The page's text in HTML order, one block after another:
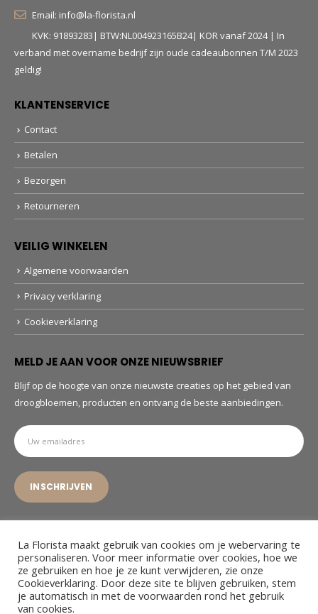
Email: info@la-florista.nl
KVK: 91893283| BTW:NL004923165B24| KOR vanaf 2024 | In
verband met overname bedrijf zijn oude cadeaubonnen T/M 2023
geldig!
KLANTENSERVICE
Contact
Betalen
Bezorgen
Retourneren
VEILIG WINKELEN
Algemene voorwaarden
Privacy verklaring
Cookieverklaring
MELD JE AAN VOOR ONZE NIEUWSBRIEF
Blijf op de hoogte van onze nieuwste creaties op het gebied van
droogbloemen, producten en ontvang de beste aanbiedingen.
© La Florista. 2022. All Rights Reserved
La Florista maakt gebruik van cookies om je webervaring te
personaliseren. Voor meer informatie over cookies, hoe we
ze gebruiken en hoe je ze kunt verwijderen, zie onze
Cookieverklaring. Door deze site te blijven gebruiken, stem
je automatisch in met de voorwaarden rond het gebruik
van cookies.